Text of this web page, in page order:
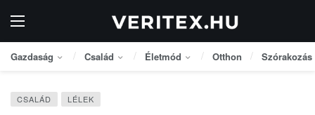
Gazdaság Család Életmód Otthon Szórakozás
CSALÁD LÉLEK